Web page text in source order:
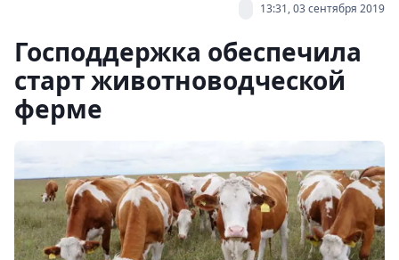
13:31, 03 сентября 2019
Господдержка обеспечила
старт животноводческой
ферме